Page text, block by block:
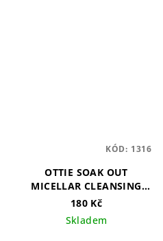
OTTIE SOAK OUT
MICELLAR CLEANSING
WATER - 100ml
180 Kč
Skladem
KÓD: 1316